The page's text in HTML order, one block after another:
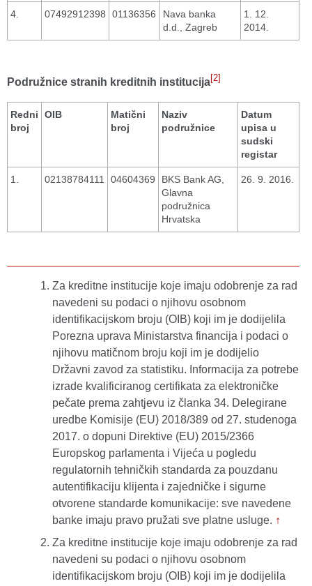
4. 07492912398 01136356
Nava banka
d.d., Zagreb
1. 12.
2014.
Podružnice stranih kreditnih institucija[2]
Redni
broj
OIB
Matični
broj
Naziv
podružnice
Datum
upisa u
sudski
registar
1. 02138784111 04604369
BKS Bank AG,
Glavna
podružnica
Hrvatska
26. 9. 2016.
Za kreditne institucije koje imaju odobrenje za rad
navedeni su podaci o njihovu osobnom
identifikacijskom broju (OIB) koji im je dodijelila
Porezna uprava Ministarstva financija i podaci o
njihovu matičnom broju koji im je dodijelio
Državni zavod za statistiku. Informacija za potrebe
izrade kvalificiranog certifikata za elektroničke
pečate prema zahtjevu iz članka 34. Delegirane
uredbe Komisije (EU) 2018/389 od 27. studenoga
2017. o dopuni Direktive (EU) 2015/2366
Europskog parlamenta i Vijeća u pogledu
regulatornih tehničkih standarda za pouzdanu
autentifikaciju klijenta i zajedničke i sigurne
otvorene standarde komunikacije: sve navedene
banke imaju pravo pružati sve platne usluge. ↑
Za kreditne institucije koje imaju odobrenje za rad
navedeni su podaci o njihovu osobnom
identifikacijskom broju (OIB) koji im je dodijelila